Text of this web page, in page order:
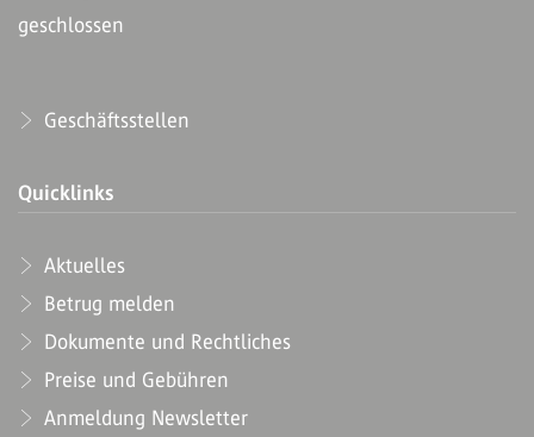
geschlossen
Geschäftsstellen
Quicklinks
Aktuelles
Betrug melden
Dokumente und Rechtliches
Preise und Gebühren
Anmeldung Newsletter